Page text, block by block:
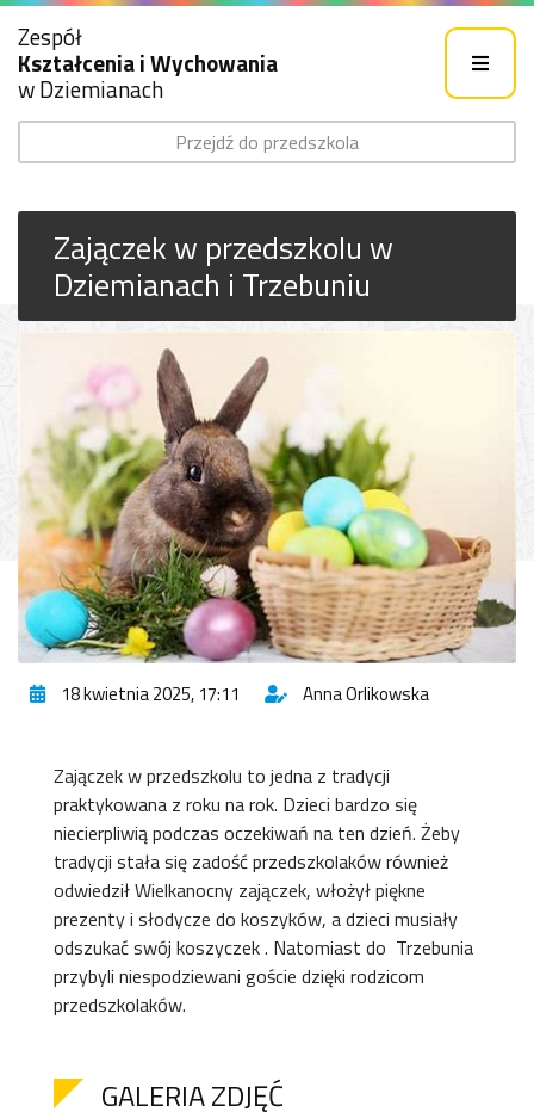
Zespół
Kształcenia i Wychowania
w Dziemianach
Przejdź do przedszkola
Zajączek w przedszkolu w
Dziemianach i Trzebuniu
18 kwietnia 2025, 17:11 Anna Orlikowska
Zajączek w przedszkolu to jedna z tradycji
praktykowana z roku na rok. Dzieci bardzo się
niecierpliwią podczas oczekiwań na ten dzień. Żeby
tradycji stała się zadość przedszkolaków również
odwiedził Wielkanocny zajączek, włożył piękne
prezenty i słodycze do koszyków, a dzieci musiały
odszukać swój koszyczek . Natomiast do Trzebunia
przybyli niespodziewani goście dzięki rodzicom
przedszkolaków.
GALERIA ZDJĘĆ